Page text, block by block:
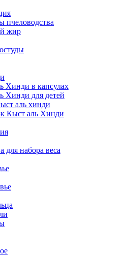
пчеловодства
жир
Хинди в капсулах
Хинди для детей
аль хинди
Кыст аль Хинди
для набора веса